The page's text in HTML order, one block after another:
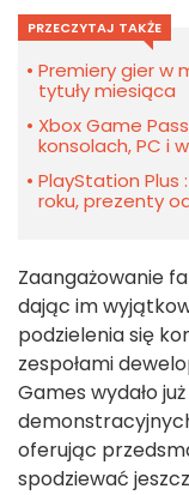
PRZECZYTAJ TAKŻE
Premiery gier w
tytuły miesiąca
Xbox Game
konsolach, PC i
PlayStation Plus
roku, prezenty
Zaangażowanie
dając im
podzielenia się
zespołami
Games wydało
oferując
spodziewać